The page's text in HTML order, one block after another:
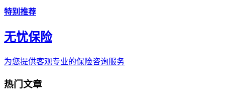
特别推荐
无忧保险
为您提供客观专业的保险咨询服务
热门文章